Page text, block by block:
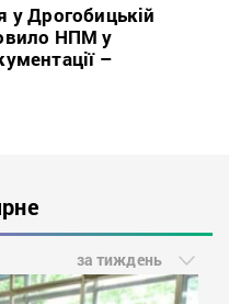
у Дрогобицькій
НПМ у
–
за тиждень